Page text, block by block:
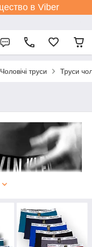
в Viber
Чоловічі труси Труси